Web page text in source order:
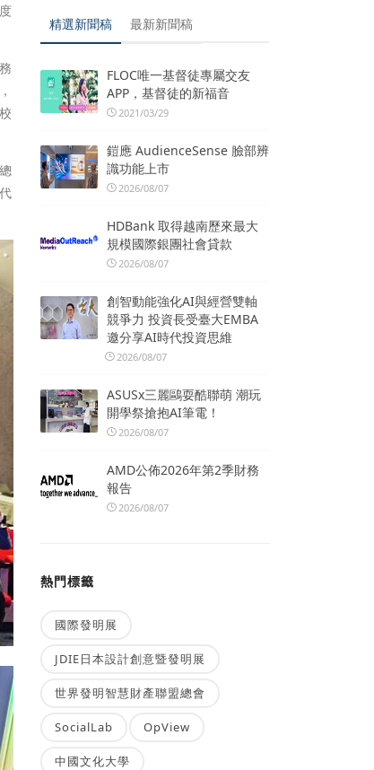
精選新聞稿 最新新聞稿
FLOC唯一基督徒專屬交友
APP，基督徒的新福音
2021/03/29
鎧應 AudienceSense 臉部辨
識功能上市
2026/08/07
HDBank 取得越南歷來最大
規模國際銀團社會貸款
2026/08/07
創智動能強化AI與經營雙軸
競爭力 投資長受臺大EMBA
邀分享AI時代投資思維
2026/08/07
ASUSx三麗鷗耍酷聯萌 潮玩
開學祭搶抱AI筆電！
2026/08/07
AMD公佈2026年第2季財務
報告
2026/08/07
熱門標籤
國際發明展
JDIE日本設計創意暨發明展
世界發明智慧財產聯盟總會
SocialLab OpView
中國文化大學